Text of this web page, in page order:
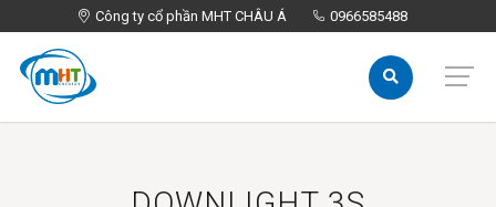
Công ty cổ phần MHT CHÂU Á 0966585488
Công ty cổ phần MHT CHÂU Á 0966585488